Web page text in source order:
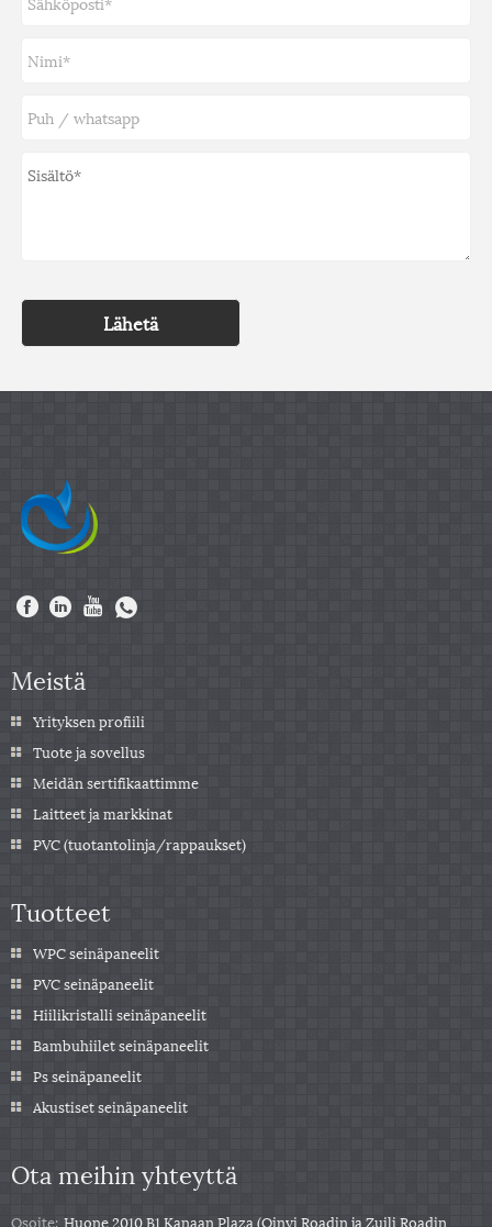
Lähetä
Meistä
Yrityksen profiili
Tuote ja sovellus
Meidän sertifikaattimme
Laitteet ja markkinat
PVC (tuotantolinja/rappaukset)
Tuotteet
WPC seinäpaneelit
PVC seinäpaneelit
Hiilikristalli seinäpaneelit
Bambuhiilet seinäpaneelit
Ps seinäpaneelit
Akustiset seinäpaneelit
Ota meihin yhteyttä
Osoite: Huone 2010 B1 Kanaan Plaza (Qinyi Roadin ja Zuili Roadin